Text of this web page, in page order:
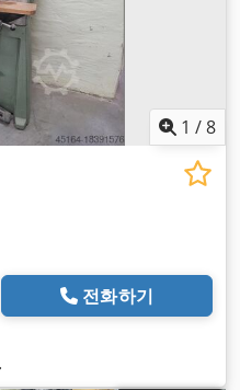
1 /8
전화하기